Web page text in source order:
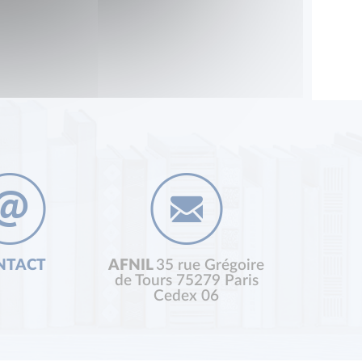
AFNIL 35 rue Grégoire
de Tours 75279 Paris
Cedex 06